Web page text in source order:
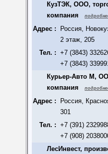
КузТЭК, ООО,
компания
Адрес :
Россия,
2 этаж, 205
Тел. : +7 (3843)
+7 (3843)
Курьер-Авто М,
компания
Адрес :
Россия,
301
Тел. : +7 (391)
+7 (908)
ЛесИнвест,